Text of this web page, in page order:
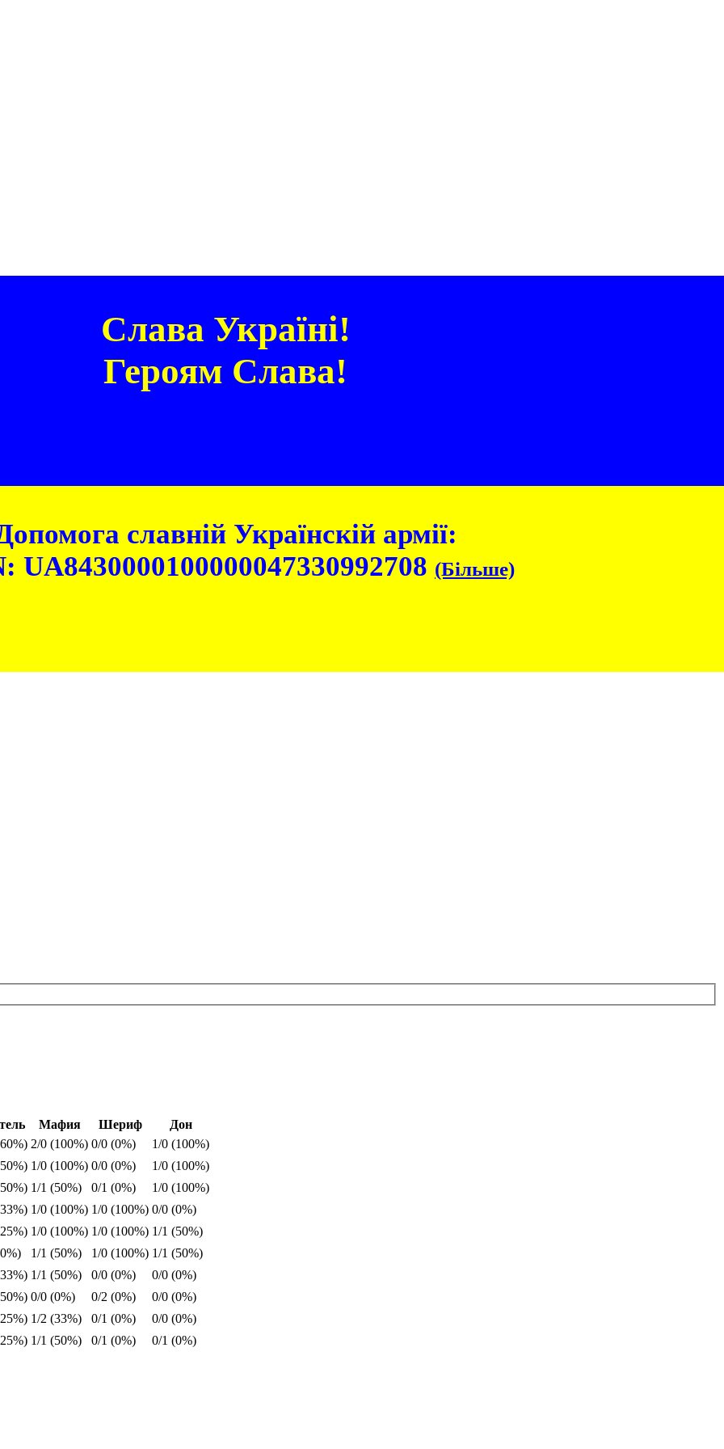
Слава Україні!
Героям Слава!
славній Українскій армії:
UA8430000100000047330992708 (Більше)
Мафия Шериф
Дон
2/0 (100%) 0/0 (0%)
1/0 (100%)
1/0 (100%) 0/0 (0%)
1/0 (100%)
1/1 (50%) 0/1 (0%)
1/0 (100%)
1/0 (100%) 1/0 (100%) 0/0 (0%)
1/0 (100%) 1/0 (100%) 1/1 (50%)
1/1 (50%) 1/0 (100%) 1/1 (50%)
1/1 (50%) 0/0 (0%)
0/0 (0%)
0/0 (0%) 0/2 (0%)
0/0 (0%)
1/2 (33%) 0/1 (0%)
0/0 (0%)
1/1 (50%) 0/1 (0%) 0/1 (0%)